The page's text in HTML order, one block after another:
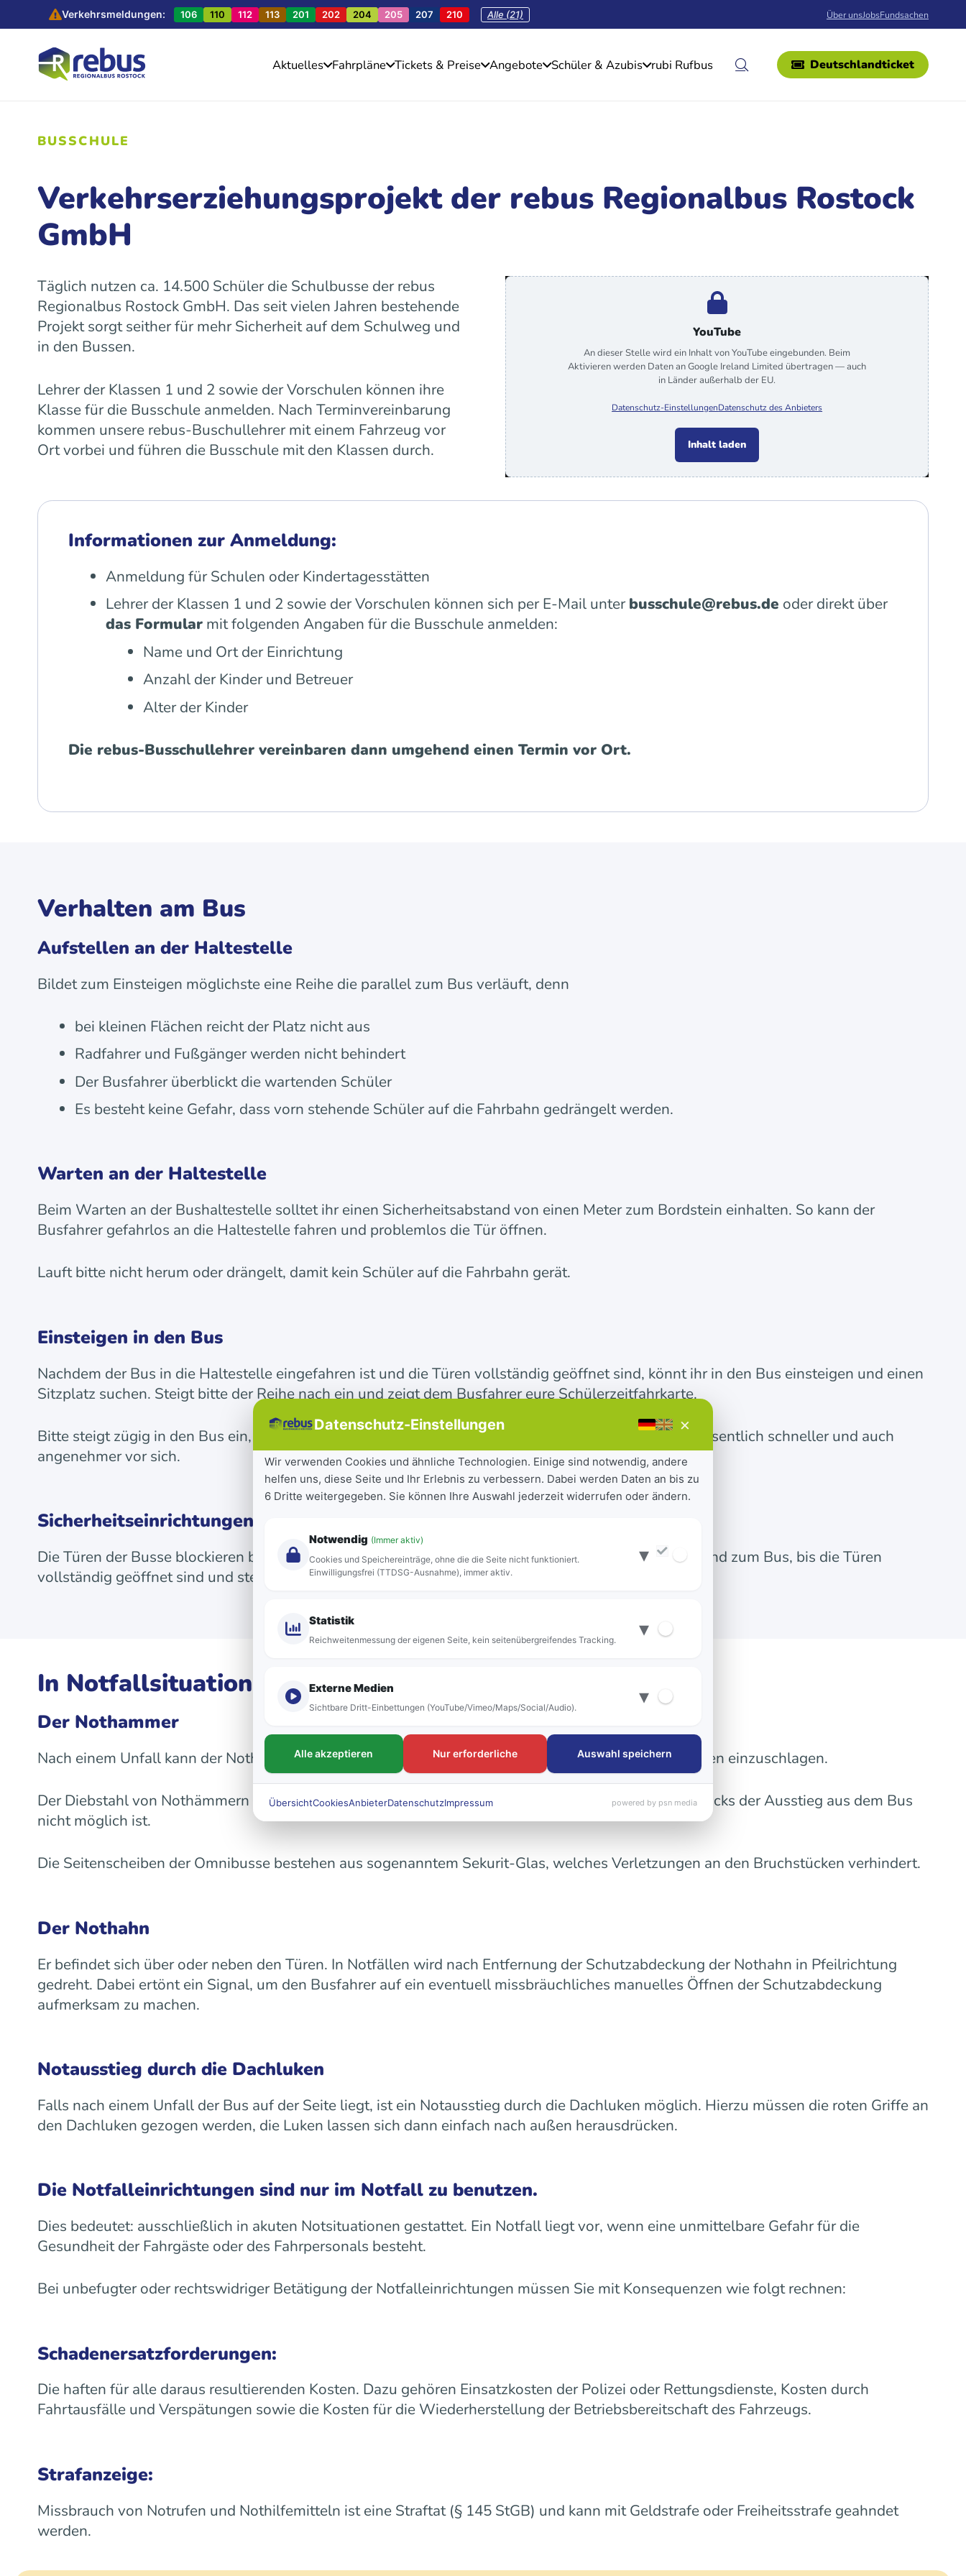
Verkehrsmeldungen: 106 110 112 113 201 202 204 205 207 210 Alle (21) Über unsJobsFundsachen
Aktuelles Fahrpläne Tickets & Preise Angebote Schüler & Azubis rubi Rufbus Deutschlandticket
BUSSCHULE
Verkehrserziehungsprojekt der rebus Regionalbus Rostock
GmbH
Täglich nutzen ca. 14.500 Schüler die Schulbusse der rebus
Regionalbus Rostock GmbH. Das seit vielen Jahren bestehende
Projekt sorgt seither für mehr Sicherheit auf dem Schulweg und
in den Bussen.
Lehrer der Klassen 1 und 2 sowie der Vorschulen können ihre
Klasse für die Busschule anmelden. Nach Terminvereinbarung
kommen unsere rebus-Buschullehrer mit einem Fahrzeug vor
Ort vorbei und führen die Busschule mit den Klassen durch.
YouTube
An dieser Stelle wird ein Inhalt von YouTube eingebunden. Beim
Aktivieren werden Daten an Google Ireland Limited übertragen — auch
in Länder außerhalb der EU.
Datenschutz-EinstellungenDatenschutz des Anbieters
Inhalt laden
Informationen zur Anmeldung:
Anmeldung für Schulen oder Kindertagesstätten
Lehrer der Klassen 1 und 2 sowie der Vorschulen können sich per E-Mail unterbusschule@rebus.de oder direkt über
das Formularmit folgenden Angaben für die Busschule anmelden:
Name und Ort der Einrichtung
Anzahl der Kinder und Betreuer
Alter der Kinder
Die rebus-Busschullehrer vereinbaren dann umgehend einen Termin vor Ort.
Verhalten am Bus
Aufstellen an der Haltestelle
Bildet zum Einsteigen möglichste eine Reihe die parallel zum Bus verläuft, denn
bei kleinen Flächen reicht der Platz nicht aus
Radfahrer und Fußgänger werden nicht behindert
Der Busfahrer überblickt die wartenden Schüler
Es besteht keine Gefahr, dass vorn stehende Schüler auf die Fahrbahn gedrängelt werden.
Warten an der Haltestelle
Beim Warten an der Bushaltestelle solltet ihr einen Sicherheitsabstand von einen Meter zum Bordstein einhalten. So kann der
Busfahrer gefahrlos an die Haltestelle fahren und problemlos die Tür öffnen.
Lauft bitte nicht herum oder drängelt, damit kein Schüler auf die Fahrbahn gerät.
Einsteigen in den Bus
Nachdem der Bus in die Haltestelle eingefahren ist und die Türen vollständig geöffnet sind, könnt ihr in den Bus einsteigen und einen
Sitzplatz suchen. Steigt bitte der Reihe nach ein und zeigt dem Busfahrer eure Schülerzeitfahrkarte.
Bitte steigt zügig in den Bus ein, ohne dabei zu drängeln oder zu schieben. So geht das Einsteigen wesentlich schneller und auch
angenehmer vor sich.
Sicherheitseinrichtungen der Türen
Die Türen der Busse blockieren bei Gegendruck automatisch. Wartet also am besten mit etwas Abstand zum Bus, bis die Türen
vollständig geöffnet sind und steigt dann ein.
In Notfallsituationen
Der Nothammer
Nach einem Unfall kann der Nothammer Leben retten, denn ohne ihn ist es kaum möglich, die Scheiben einzuschlagen.
Der Diebstahl von Nothämmern führt deshalb zu gefährlichen Situationen, wenn im Falle eines Unglücks der Ausstieg aus dem Bus
nicht möglich ist.
Die Seitenscheiben der Omnibusse bestehen aus sogenanntem Sekurit-Glas, welches Verletzungen an den Bruchstücken verhindert.
Der Nothahn
Er befindet sich über oder neben den Türen. In Notfällen wird nach Entfernung der Schutzabdeckung der Nothahn in Pfeilrichtung
gedreht. Dabei ertönt ein Signal, um den Busfahrer auf ein eventuell missbräuchliches manuelles Öffnen der Schutzabdeckung
aufmerksam zu machen.
Notausstieg durch die Dachluken
Falls nach einem Unfall der Bus auf der Seite liegt, ist ein Notausstieg durch die Dachluken möglich. Hierzu müssen die roten Griffe an
den Dachluken gezogen werden, die Luken lassen sich dann einfach nach außen herausdrücken.
Die Notfalleinrichtungen sind nur im Notfall zu benutzen.
Dies bedeutet: ausschließlich in akuten Notsituationen gestattet. Ein Notfall liegt vor, wenn eine unmittelbare Gefahr für die
Gesundheit der Fahrgäste oder des Fahrpersonals besteht.
Bei unbefugter oder rechtswidriger Betätigung der Notfalleinrichtungen müssen Sie mit Konsequenzen wie folgt rechnen:
Schadenersatzforderungen:
Die haften für alle daraus resultierenden Kosten. Dazu gehören Einsatzkosten der Polizei oder Rettungsdienste, Kosten durch
Fahrtausfälle und Verspätungen sowie die Kosten für die Wiederherstellung der Betriebsbereitschaft des Fahrzeugs.
Strafanzeige:
Missbrauch von Notrufen und Nothilfemitteln ist eine Straftat (§ 145 StGB) und kann mit Geldstrafe oder Freiheitsstrafe geahndet
werden.
Datenschutz-Einstellungen ×
Wir verwenden Cookies und ähnliche Technologien. Einige sind notwendig, andere
helfen uns, diese Seite und Ihr Erlebnis zu verbessern. Dabei werden Daten an bis zu
6 Dritte weitergegeben. Sie können Ihre Auswahl jederzeit widerrufen oder ändern.
Notwendig (Immer aktiv)
Cookies und Speichereinträge, ohne die die Seite nicht funktioniert.
Einwilligungsfrei (TTDSG-Ausnahme), immer aktiv.
▾
Statistik
Reichweitenmessung der eigenen Seite, kein seitenübergreifendes Tracking. ▾
Externe Medien
Sichtbare Dritt-Einbettungen (YouTube/Vimeo/Maps/Social/Audio). ▾
Alle akzeptieren Nur erforderliche Auswahl speichern
ÜbersichtCookiesAnbieterDatenschutzImpressum powered by psn media